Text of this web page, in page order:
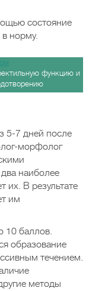
состояние
норму.
функцию и
5-7 дней после
морфолог
наиболее
их. В результате
им
10 баллов.
образование
течением.
методы